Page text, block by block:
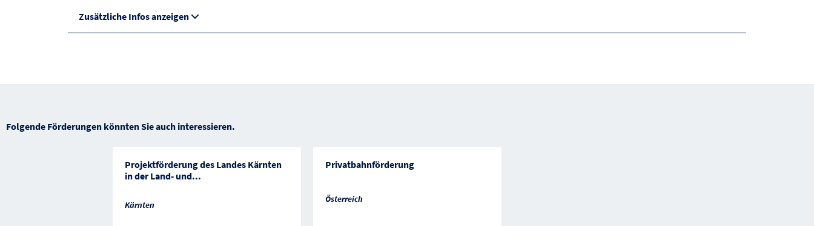
Zusätzliche Infos anzeigen
Folgende Förderungen könnten Sie auch interessieren.
Projektförderung des Landes Kärnten
in der Land- und...
Kärnten
Privatbahnförderung
Österreich